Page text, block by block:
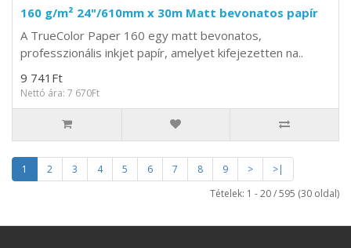
160 g/m² 24"/610mm x 30m Matt bevonatos papír
A TrueColor Paper 160 egy matt bevonatos,
professzionális inkjet papír, amelyet kifejezetten na..
9 741Ft
Nettó ára: 7 670Ft
1 2 3 4 5 6 7 8 9 >
>|
Tételek: 1 - 20 / 595 (30 oldal)